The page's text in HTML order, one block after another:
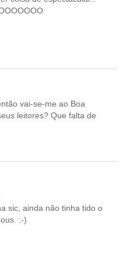
vai-se-me ao Boa
leitores? Que falta de
sic, ainda não tinha tido o
:-)